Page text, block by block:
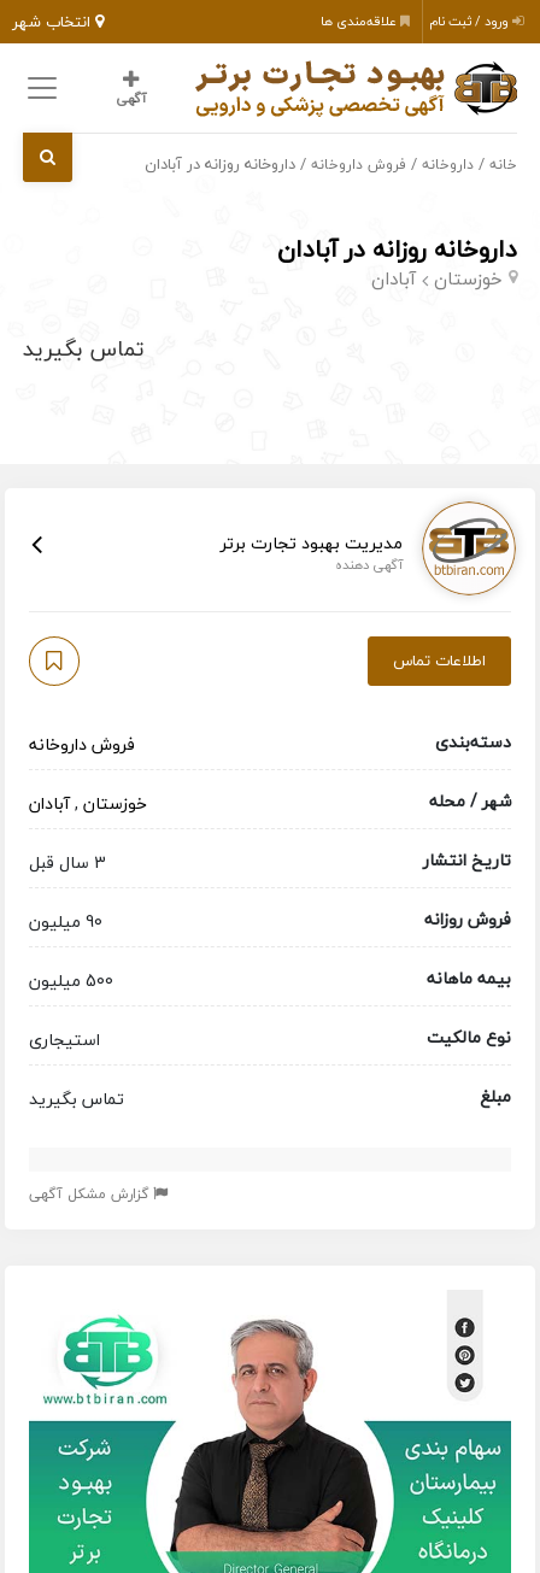
انتخاب شهر ورود / ثبت نام علاقه‌مندی ها
آگهی
خانه /داروخانه / فروش داروخانه / داروخانه روزانه در آبادان
داروخانه روزانه در آبادان
خوزستان آبادان
تماس بگیرید
مدیریت بهبود تجارت برتر
آگهی دهنده
اطلاعات تماس
دسته‌بندی
فروش داروخانه
شهر / محله
خوزستان,آبادان
تاریخ انتشار
3 سال قبل
فروش روزانه
90 میلیون
بیمه ماهانه
500 میلیون
نوع مالکیت
استیجاری
مبلغ
تماس بگیرید
گزارش مشکل آگهی